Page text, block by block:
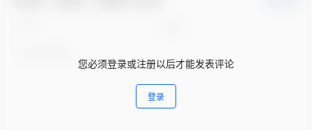
您必须登录或注册以后才能发表评论
登录